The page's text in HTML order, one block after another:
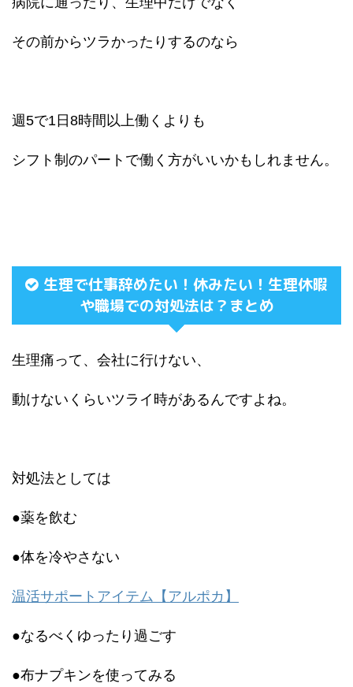
その前からツラかったりするのなら
週5で1日8時間以上働くよりも
シフト制のパートで働く方がいいかもしれません。
生理で仕事辞めたい！休みたい！生理休暇
や職場での対処法は？まとめ
生理痛って、会社に行けない、
動けないくらいツライ時があるんですよね。
対処法としては
●薬を飲む
●体を冷やさない
温活サポートアイテム【アルポカ】
●なるべくゆったり過ごす
●布ナプキンを使ってみる